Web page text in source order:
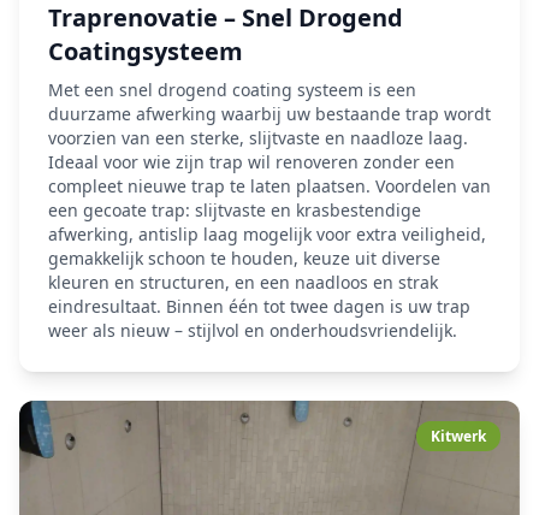
Traprenovatie – Snel Drogend
Coatingsysteem
Met een snel drogend coating systeem is een
duurzame afwerking waarbij uw bestaande trap wordt
voorzien van een sterke, slijtvaste en naadloze laag.
Ideaal voor wie zijn trap wil renoveren zonder een
compleet nieuwe trap te laten plaatsen. Voordelen van
een gecoate trap: slijtvaste en krasbestendige
afwerking, antislip laag mogelijk voor extra veiligheid,
gemakkelijk schoon te houden, keuze uit diverse
kleuren en structuren, en een naadloos en strak
eindresultaat. Binnen één tot twee dagen is uw trap
weer als nieuw – stijlvol en onderhoudsvriendelijk.
Kitwerk